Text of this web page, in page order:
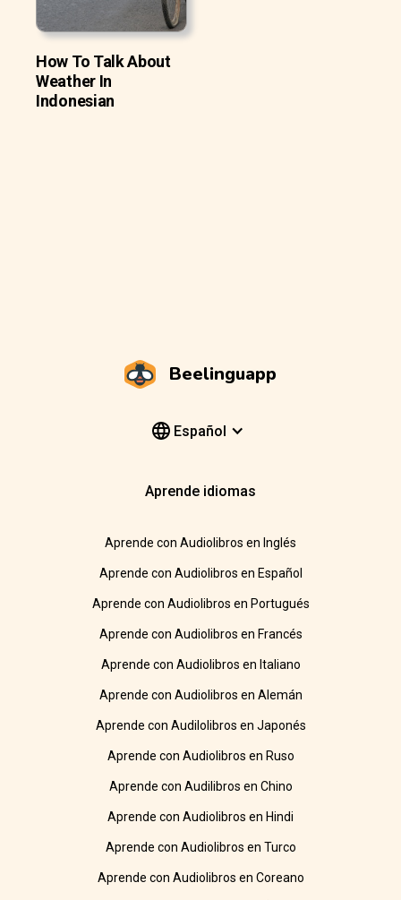
How To Talk About
Weather In
Indonesian
Beelinguapp
Español
Aprende idiomas
Aprende con Audiolibros en Inglés
Aprende con Audiolibros en Español
Aprende con Audiolibros en Portugués
Aprende con Audiolibros en Francés
Aprende con Audiolibros en Italiano
Aprende con Audiolibros en Alemán
Aprende con Audilolibros en Japonés
Aprende con Audiolibros en Ruso
Aprende con Audilibros en Chino
Aprende con Audiolibros en Hindi
Aprende con Audiolibros en Turco
Aprende con Audiolibros en Coreano